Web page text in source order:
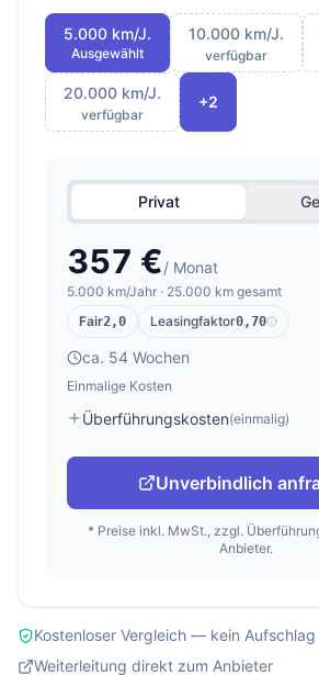
5.000 km/J.
Ausgewählt
10.000 km/J.
verfügbar
20.000 km/J.
verfügbar
+2
Privat
357 €/ Monat
5.000 km/Jahr · 25.000 km gesamt
Fair2,0 Leasingfaktor0,70
ca. 54 Wochen
Einmalige Kosten
Überführungskosten(einmalig)
Unverbindlich
* Preise inkl. MwSt., zzgl.
Anbieter.
Kostenloser Vergleich — kein Aufschlag
Weiterleitung direkt zum Anbieter